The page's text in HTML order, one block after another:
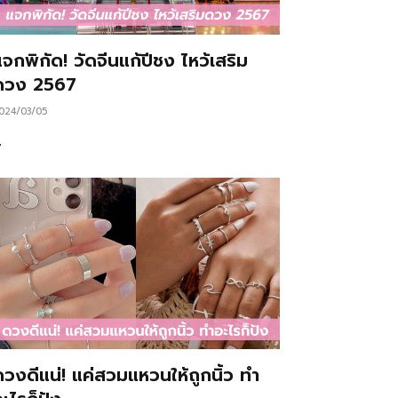
กพิกัด! วัดจีนแก้ปีชง ไหว้เสริม
ง 2567
03/05
งดีแน่! แค่สวมแหวนให้ถูกนิ้ว ทำ